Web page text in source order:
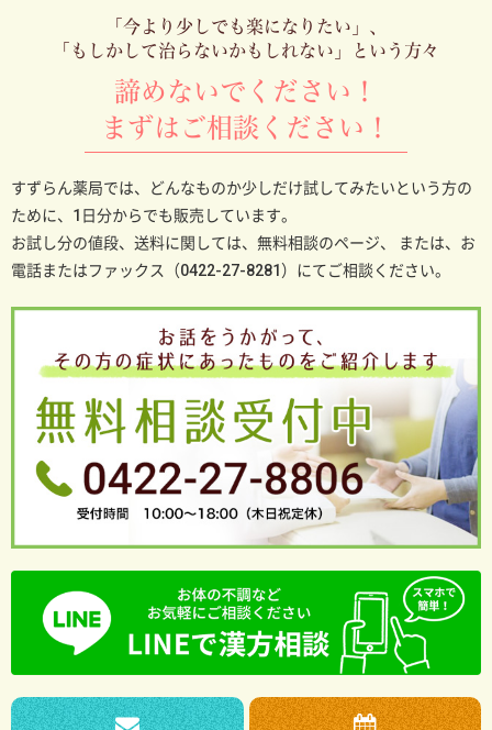
「今より少しでも楽になりたい」、
「もしかして治らないかもしれない」という方々
諦めないでください！
まずはご相談ください！
すずらん薬局では、どんなものか少しだけ試してみたいという方の
ために、1日分からでも販売しています。
お試し分の値段、送料に関しては、無料相談のページ、
または、お
電話またはファックス（0422-27-8281）にてご相談ください。